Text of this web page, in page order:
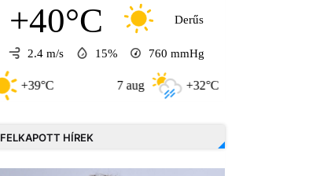
+40°C Derűs
2.4 m/s 15% 760 mmHg
+32°C
FELKAPOTT HÍREK